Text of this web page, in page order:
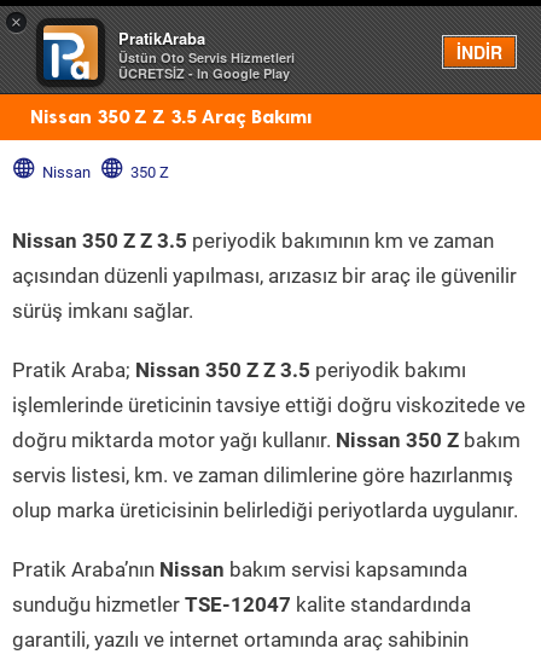
×
PratikAraba
Üstün Oto Servis Hizmetleri
ÜCRETSİZ - In Google Play
İNDİR
Menü
Nissan 350 Z Z 3.5 Araç Bakımı
Nissan 350 Z
Nissan 350 Z Z 3.5 periyodik bakımının km ve zaman
açısından düzenli yapılması, arızasız bir araç ile güvenilir
sürüş imkanı sağlar.
Pratik Araba; Nissan 350 Z Z 3.5 periyodik bakımı
işlemlerinde üreticinin tavsiye ettiği doğru viskozitede ve
doğru miktarda motor yağı kullanır. Nissan 350 Z bakım
servis listesi, km. ve zaman dilimlerine göre hazırlanmış
olup marka üreticisinin belirlediği periyotlarda uygulanır.
Pratik Araba’nın Nissan bakım servisi kapsamında
sunduğu hizmetler TSE-12047 kalite standardında
garantili, yazılı ve internet ortamında araç sahibinin